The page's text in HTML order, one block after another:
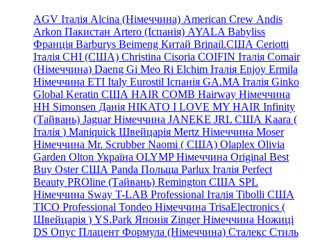
AGV Італія Alcina (Німеччина) American Crew Andis
Arkon Пакистан Artero (Іспанія) AYALA Babyliss
Франція Barburys Beimeng Китай Brinail.США Ceriotti
Італія CHI (США) Christina Cisoria COIFIN Італія Comair
(Німеччина) Daeng Gi Meo Ri Elchim Італія Enjoy Ermila
Німеччина ETI Italy Eurostil Іспанія GA.MA Італія Ginko
Global Keratin США HAIR COMB Hairway Німеччина
HH Simonsen Данія HIKATO I LOVE MY HAIR Infinity
(Тайвань) Jaguar Німеччина JANEKE JRL США Kaara (
Італія ) Maniquick Швейцарія Mertz Німеччина Moser
Німеччина Mr. Scrubber Naomi ( США) Olaplex Olivia
Garden Olton Україна OLYMP Німеччина Original Best
Buy Oster США Panda Польща Parlux Італія Perfect
Beauty PROline (Тайвань) Remington США SPL
Німеччина Sway T-LAB Professional Італія Tibolli США
TICO Professional Tondeo Німеччина TrisaElectronics (
Швейцарія ) YS.Park Японія Zinger Німеччина Ножиці
DS Опус Плацент Формула (Німеччина) Сталекс Стиль